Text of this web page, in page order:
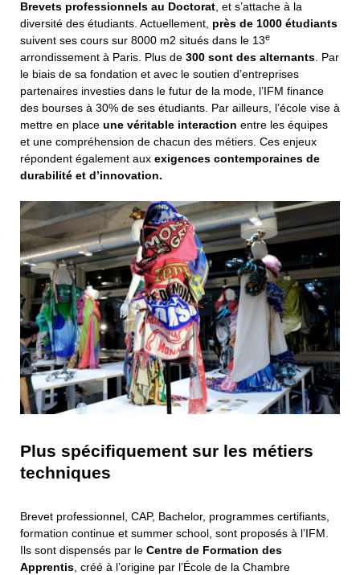
100
Brevets professionnels au Doctorat , et s’attache à la
diversité des étudiants. Actuellement, près de 1000 étudiants
suivent ses cours sur 8000 m2 situés dans le 13e
arrondissement à Paris. Plus de 300 sont des alternants . Par
le biais de sa fondation et avec le soutien d’entreprises
partenaires investies dans le futur de la mode, l’IFM finance
des bourses à 30% de ses étudiants. Par ailleurs, l’école vise à
mettre en place une véritable interaction entre les équipes
et une compréhension de chacun des métiers. Ces enjeux
répondent également aux exigences contemporaines de
durabilité et d’innovation.
Plus spécifiquement sur les métiers
techniques
Brevet professionnel, CAP, Bachelor, programmes certifiants,
formation continue et summer school, sont proposés à l’IFM.
Ils sont dispensés par le Centre de Formation des
Apprentis , créé à l’origine par l’École de la Chambre